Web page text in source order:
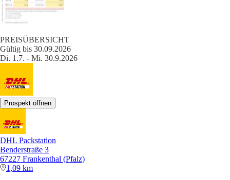
PREISÜBERSICHT
Gültig bis 30.09.2026
Di. 1.7. - Mi. 30.9.2026
Prospekt öffnen
DHL Packstation
Benderstraße 3
67227 Frankenthal (Pfalz)
1,09 km